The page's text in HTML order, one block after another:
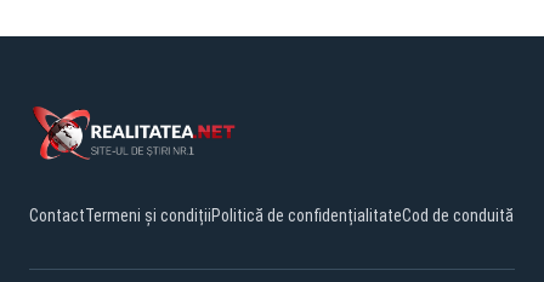
ContactTermeni și condițiiPolitică de confidențialitateCod de conduită